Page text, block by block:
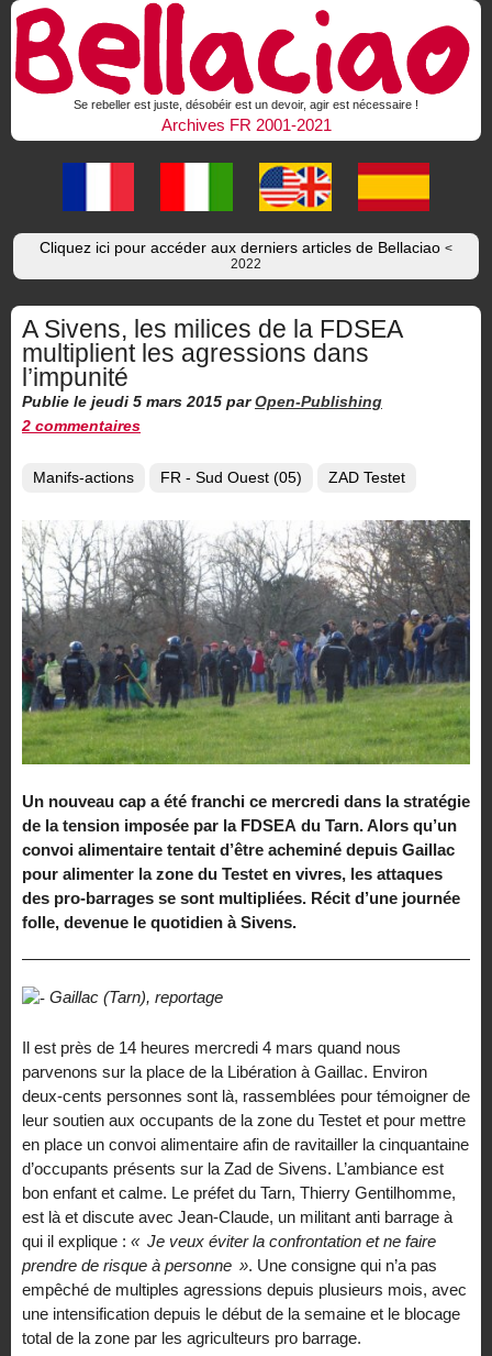
Se rebeller est juste, désobéir est un devoir, agir est nécessaire !
Archives FR 2001-2021
Cliquez ici pour accéder aux derniers articles de Bellaciao <
2022
A Sivens, les milices de la FDSEA
multiplient les agressions dans
l’impunité
Publie le jeudi 5 mars 2015 par Open-Publishing
2 commentaires
Manifs-actions FR - Sud Ouest (05) ZAD Testet
Un nouveau cap a été franchi ce mercredi dans la stratégie
de la tension imposée par la FDSEA du Tarn. Alors qu’un
convoi alimentaire tentait d’être acheminé depuis Gaillac
pour alimenter la zone du Testet en vivres, les attaques
des pro-barrages se sont multipliées. Récit d’une journée
folle, devenue le quotidien à Sivens.
Gaillac (Tarn), reportage
Il est près de 14 heures mercredi 4 mars quand nous
parvenons sur la place de la Libération à Gaillac. Environ
deux-cents personnes sont là, rassemblées pour témoigner de
leur soutien aux occupants de la zone du Testet et pour mettre
en place un convoi alimentaire afin de ravitailler la cinquantaine
d’occupants présents sur la Zad de Sivens. L’ambiance est
bon enfant et calme. Le préfet du Tarn, Thierry Gentilhomme,
est là et discute avec Jean-Claude, un militant anti barrage à
qui il explique : « Je veux éviter la confrontation et ne faire
prendre de risque à personne ». Une consigne qui n’a pas
empêché de multiples agressions depuis plusieurs mois, avec
une intensification depuis le début de la semaine et le blocage
total de la zone par les agriculteurs pro barrage.